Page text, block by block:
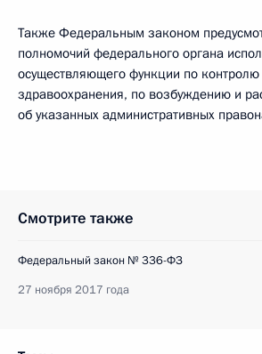
Также Федеральным законом
полномочий федерального органа
осуществляющего функции по
здравоохранения, по возбуждению и
об указанных административных
Смотрите также
Федеральный закон № 336-ФЗ
27 ноября 2017 года